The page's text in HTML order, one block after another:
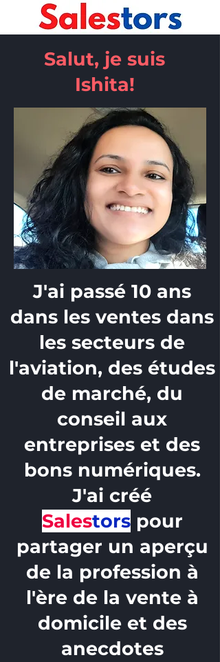
Salut, je suis
Ishita!
J'ai passé 10 ans
dans les ventes dans
les secteurs de
l'aviation, des études
de marché, du
conseil aux
entreprises et des
bons numériques.
J'ai créé
Salestors pour
partager un aperçu
de la profession à
l'ère de la vente à
domicile et des
anecdotes